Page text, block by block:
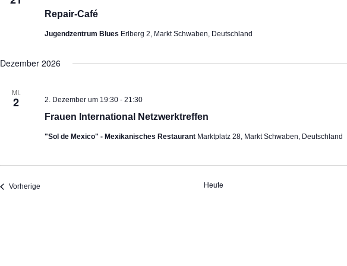
Repair-Café
Jugendzentrum Blues Erlberg 2, Markt Schwaben, Deutschland
Dezember 2026
MI.
2
Frauen International Netzwerktreffen
2. Dezember um 19:30 -21:30
"Sol de Mexico" - Mexikanisches Restaurant Marktplatz 28, Markt Schwaben, Deutschland
Vorherige Heute